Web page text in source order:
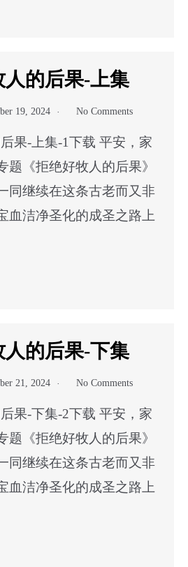
人的后果-上集
19, 2024 No Comments
果-上集-1下载 平安，家
题《拒绝好牧人的后果》
同继续在这条古老而又非
血洁净圣化的成圣之路上
人的后果-下集
21, 2024 No Comments
果-下集-2下载 平安，家
题《拒绝好牧人的后果》
同继续在这条古老而又非
血洁净圣化的成圣之路上